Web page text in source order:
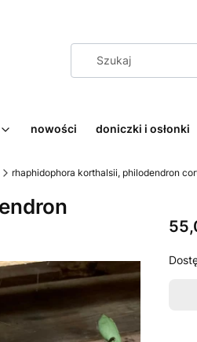
nowości doniczki i osłonki
rhaphidophora korthalsii, philodendron